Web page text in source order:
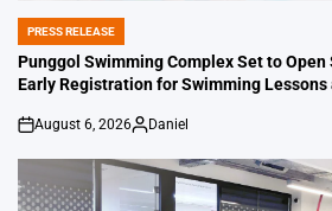
POSTED
IN
PRESS RELEASE
Punggol Swimming Complex Set to Open
Early Registration for Swimming Lessons
on
August 6, 2026
Posted
Daniel